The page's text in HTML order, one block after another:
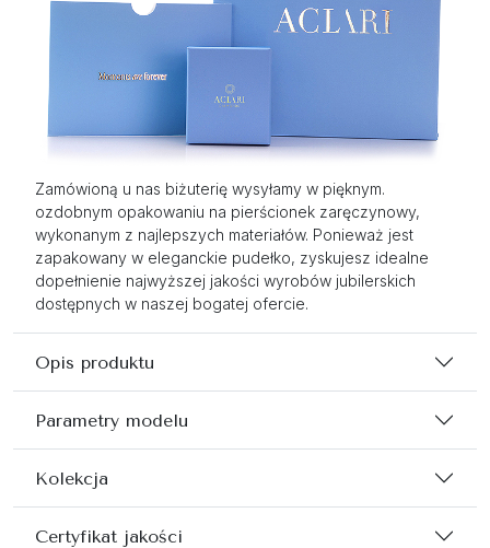
Zamówioną u nas biżuterię wysyłamy w pięknym.
ozdobnym opakowaniu na pierścionek zaręczynowy,
wykonanym z najlepszych materiałów. Ponieważ jest
zapakowany w eleganckie pudełko, zyskujesz idealne
dopełnienie najwyższej jakości wyrobów jubilerskich
dostępnych w naszej bogatej ofercie.
Opis produktu
Parametry modelu
Kolekcja
Certyfikat jakości